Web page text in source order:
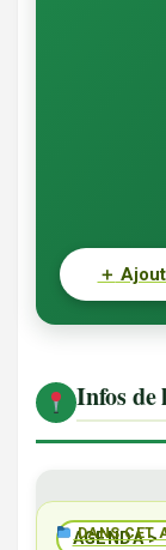
＋
Infos de
DANS CET
AGENDA >